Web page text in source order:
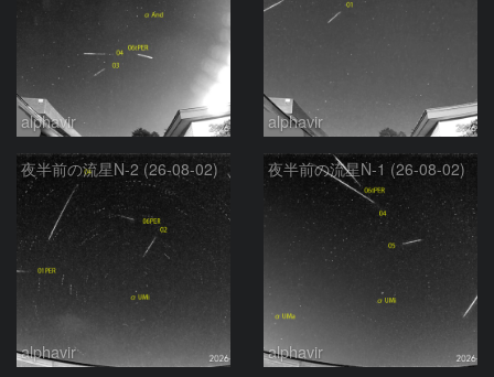
alphavir alphavir
夜半前の流星N-2 (26-08-02)
alphavir
夜半前の流星N-1 (26-08-02)
alphavir